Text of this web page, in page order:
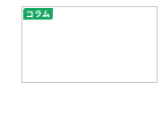
コラム